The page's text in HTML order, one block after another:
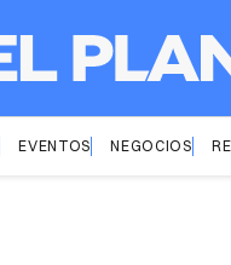
EVENTOS NEGOCIOS